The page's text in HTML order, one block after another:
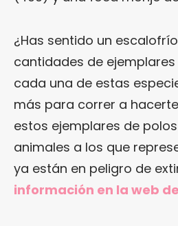
¿Has sentido un
cantidades de
cada una de estas
más para correr a
estos ejemplares de
animales a los que
ya están en peligro de
información en la web